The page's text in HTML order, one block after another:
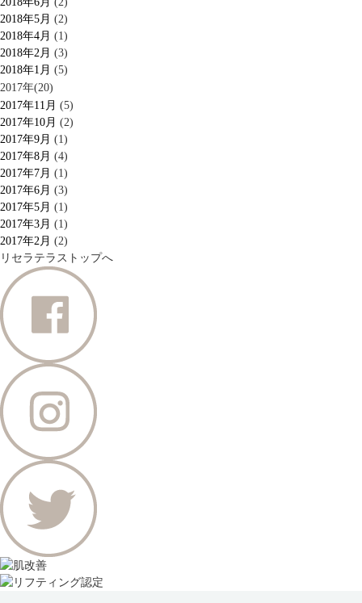
2018年5月 (2)
2018年4月 (1)
2018年2月 (3)
2018年1月 (5)
2017年(20)
2017年11月 (5)
2017年10月 (2)
2017年9月 (1)
2017年8月 (4)
2017年7月 (1)
2017年6月 (3)
2017年5月 (1)
2017年3月 (1)
2017年2月 (2)
リセラテラストップへ